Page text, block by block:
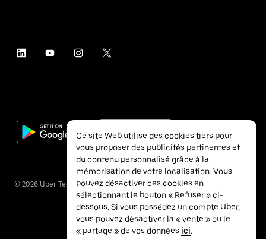
© 2026 Uber Technologies Inc.
Ce site Web utilise des cookies tiers pour
vous proposer des publicités pertinentes et
du contenu personnalisé grâce à la
mémorisation de votre localisation. Vous
pouvez désactiver ces cookies en
sélectionnant le bouton « Refuser » ci-
dessous. Si vous possédez un compte Uber,
vous pouvez désactiver la « vente » ou le
« partage » de vos données ici.